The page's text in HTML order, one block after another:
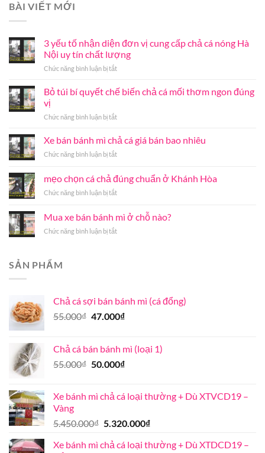
BÀI VIẾT MỚI
3 yếu tố nhận diện đơn vị cung cấp chả cá nóng Hà
Nội uy tín chất lượng
Chức năng bình luận bị tắtở
yếu
tố
diện
vị
cấp
cá
uy
tín
Bỏ túi bí quyết chế biến chả cá mối thơm ngon đúng
vị
Chức năng bình luận bị tắtở
túi
bí
quyết
biến
cá
thơm
Xe bán bánh mì chả cá giá bán bao nhiêu
Chức năng bình luận bị tắtở
bán
bánh
mì
bán
mẹo chọn cá chả đúng chuẩn ở Khánh Hòa
Chức năng bình luận bị tắtở
chọn
cá
chả
Mua xe bán bánh mì ở chỗ nào?
Chức năng bình luận bị tắtở
chỗ
SẢN PHẨM
Chả cá sợi bán bánh mì (cá đổng)
55.000₫ Giá
55.000₫.
47.000₫Giá
là:
47.000₫.
Chả cá bán bánh mì (loại 1)
55.000₫ Giá
55.000₫.
50.000₫Giá
là:
Xe bánh mì chả cá loại thường + Dù XTVCD19 –
Vàng
5.450.000₫ Giá
là:
5.320.000₫Giá
tại
Xe bánh mì chả cá loại thường + Dù XTDCD19 –